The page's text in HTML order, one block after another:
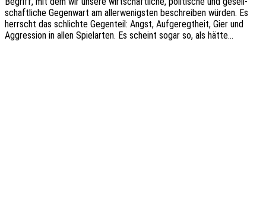
schaft­li­che Gegen­wart am aller­we­nigs­ten beschrei­ben würden. Es
herrscht das schlich­te Gegen­teil: Angst, Aufge­regt­heit, Gier und
Aggres­si­on in allen Spiel­ar­ten. Es scheint sogar so, als hätte…